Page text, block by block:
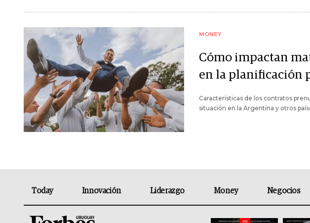
MONEY
Cómo impactan
en la planificación
Características de los contratos
situación en la Argentina y otros
Today Innovación Liderazgo Money Negocios